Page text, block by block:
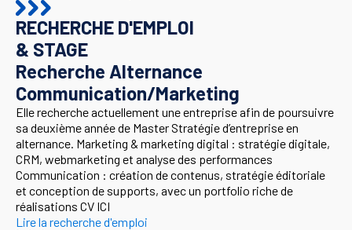
RECHERCHE D'EMPLOI
& STAGE
Recherche Alternance
Communication/Marketing
Elle recherche actuellement une entreprise afin de poursuivre
sa deuxième année de Master Stratégie d’entreprise en
alternance. Marketing & marketing digital : stratégie digitale,
CRM, webmarketing et analyse des performances
Communication : création de contenus, stratégie éditoriale
et conception de supports, avec un portfolio riche de
réalisations CV ICI
Lire la recherche d'emploi